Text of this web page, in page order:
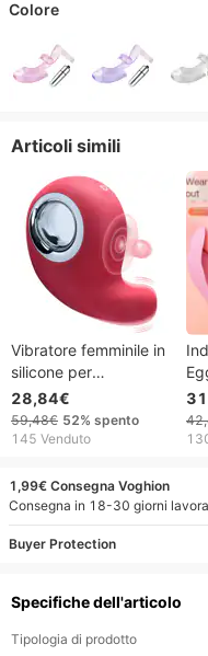
Colore
Articoli simili
Vibratore femminile in
silicone per
masturbazione,
vibratore
picchiettante, fave di
giocattolo sessuale
per il punto G, uovo
saltellante,
masturbatore
28,84€
59,48€ 52% spento
145 Venduto
1,99€ Consegna Voghion
Consegna in 18-30 giorni
Buyer Protection
Specifiche dell'articolo
Tipologia di prodotto